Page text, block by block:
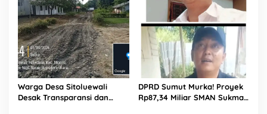
Warga Desa Sitoluewali
Desak Transparansi dan
DPRD Sumut Murka! Proyek
Rp87,34 Miliar SMAN Sukma